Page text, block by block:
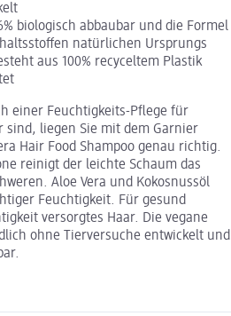
biologisch abbaubar und die Formel
natürlichen Ursprungs
aus 100% recyceltem Plastik
einer Feuchtigkeits-Pflege für
sind, liegen Sie mit dem Garnier
Hair Food Shampoo genau richtig.
reinigt der leichte Schaum das
Aloe Vera und Kokosnussöl
Feuchtigkeit. Für gesund
versorgtes Haar. Die vegane
ohne Tierversuche entwickelt und